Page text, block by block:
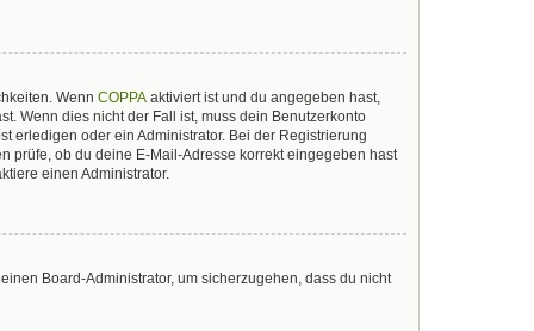
Wenn COPPA aktiviert ist und du angegeben hast,
Wenn dies nicht der Fall ist, muss dein Benutzerkonto
erledigen oder ein Administrator. Bei der Registrierung
prüfe, ob du deine E-Mail-Adresse korrekt eingegeben hast
einen Administrator.
Board-Administrator, um sicherzugehen, dass du nicht